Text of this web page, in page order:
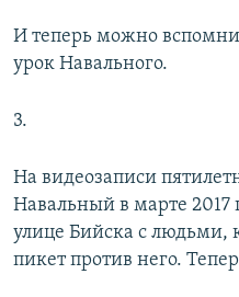
И теперь можно
урок Навального.
3.
На видеозаписи
Навальный в марте 2017
улице Бийска с людьми,
пикет против него.